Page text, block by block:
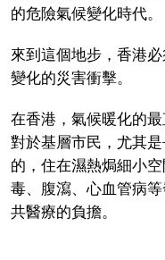
的危險氣候變化時代。
來到這個地步，香港
變化的災害衝擊。
在香港，氣候暖化的
對於基層市民，尤其
的，住在濕熱焗細小
毒、腹瀉、心血管病
共醫療的負擔。